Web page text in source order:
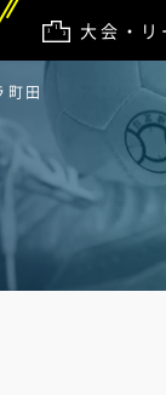
大会・リ
田